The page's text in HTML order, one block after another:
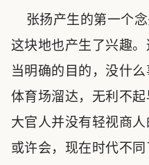
张扬产生的第一个念
这块地也产生了兴趣
当明确的目的，没什
体育场溜达，无利不
大官人并没有轻视商
或许会，现在时代不